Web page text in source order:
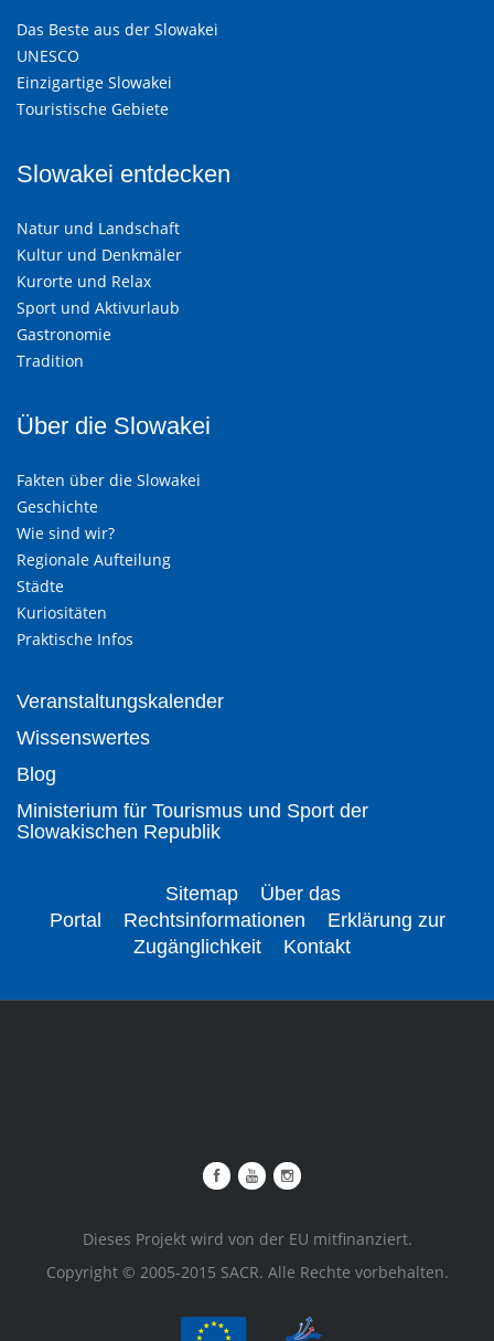
Das Beste aus der Slowakei
UNESCO
Einzigartige Slowakei
Touristische Gebiete
Slowakei entdecken
Natur und Landschaft
Kultur und Denkmäler
Kurorte und Relax
Sport und Aktivurlaub
Gastronomie
Tradition
Über die Slowakei
Fakten über die Slowakei
Geschichte
Wie sind wir?
Regionale Aufteilung
Städte
Kuriositäten
Praktische Infos
Veranstaltungskalender
Wissenswertes
Blog
Ministerium für Tourismus und Sport der
Slowakischen Republik
Sitemap
Über das
Portal
Rechtsinformationen
Erklärung zur
Zugänglichkeit
Kontakt
Dieses Projekt wird von der EU mitfinanziert.
Copyright © 2005-2015 SACR. Alle Rechte vorbehalten.